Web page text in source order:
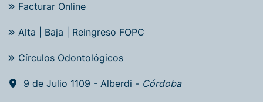
Facturar Online
Alta | Baja | Reingreso FOPC
Círculos Odontológicos
9 de Julio 1109 - Alberdi - Córdoba